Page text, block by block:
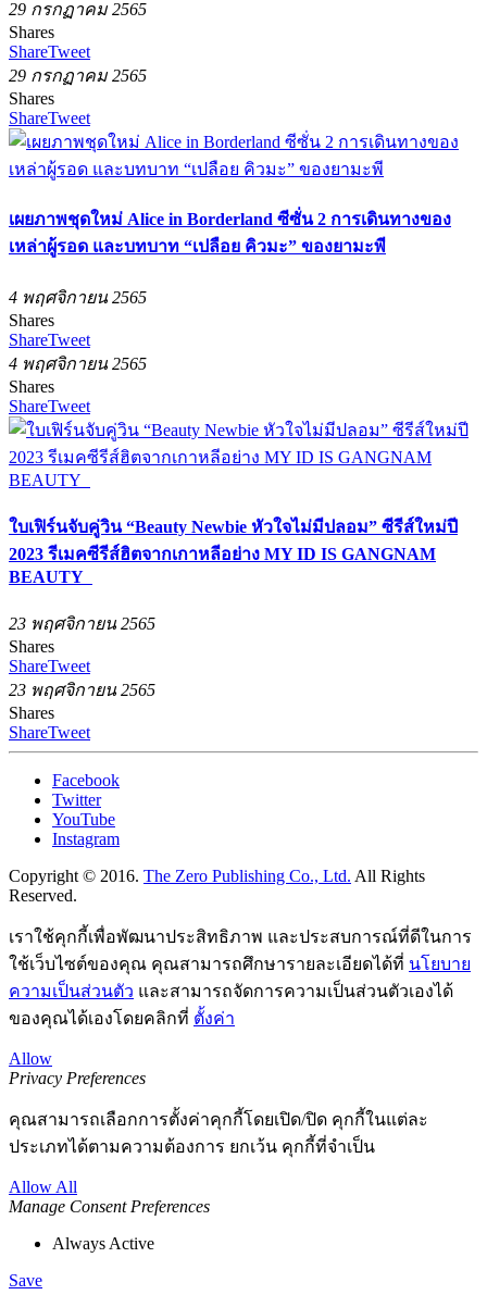
29 กรกฏาคม 2565
Shares
ShareTweet
29 กรกฏาคม 2565
Shares
ShareTweet
เผยภาพชุดใหม่ Alice in Borderland ซีซั่น 2 การเดินทางของ
เหล่าผู้รอด และบทบาท “เปลือย คิวมะ” ของยามะพี
4 พฤศจิกายน 2565
Shares
ShareTweet
4 พฤศจิกายน 2565
Shares
ShareTweet
ใบเฟิร์นจับคู่วิน “Beauty Newbie หัวใจไม่มีปลอม” ซีรีส์ใหม่ปี
2023 รีเมคซีรีส์ฮิตจากเกาหลีอย่าง MY ID IS GANGNAM
BEAUTY
23 พฤศจิกายน 2565
Shares
ShareTweet
23 พฤศจิกายน 2565
Shares
ShareTweet
Facebook
Twitter
YouTube
Instagram
Copyright © 2016. The Zero Publishing Co., Ltd. All Rights
Reserved.
เราใช้คุกกี้เพื่อพัฒนาประสิทธิภาพ และประสบการณ์ที่ดีในการ
ใช้เว็บไซต์ของคุณ คุณสามารถศึกษารายละเอียดได้ที่ นโยบาย
ความเป็นส่วนตัว และสามารถจัดการความเป็นส่วนตัวเองได้
ของคุณได้เองโดยคลิกที่ ตั้งค่า
Allow
Privacy Preferences
คุณสามารถเลือกการตั้งค่าคุกกี้โดยเปิด/ปิด คุกกี้ในแต่ละ
ประเภทได้ตามความต้องการ ยกเว้น คุกกี้ที่จำเป็น
Allow All
Manage Consent Preferences
Always Active
Save